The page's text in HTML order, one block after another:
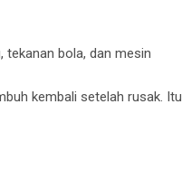
tekanan bola, dan mesin
kembali setelah rusak. Itu